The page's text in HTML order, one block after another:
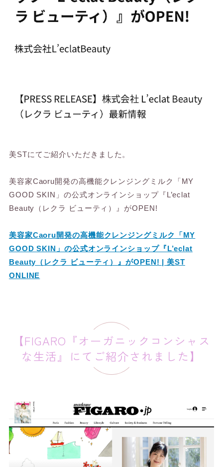
美STにてご紹介いただきました。
美容家Caoru開発の高機能クレンジングミルク「MY
GOOD SKIN」の公式オンラインショップ『L’eclat
Beauty（レクラ ビューティ）』がOPEN!
美容家Caoru開発の高機能クレンジングミルク「MY
GOOD SKIN」の公式オンラインショップ『L’eclat
Beauty（レクラ ビューティ）』がOPEN! | 美ST
ONLINE
【FIGARO『オーガニックコンシャス
な生活』にてご紹介されました】